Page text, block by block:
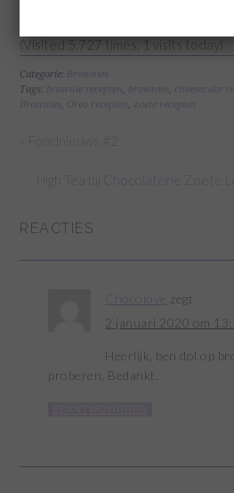
(Visited 5.727 times, 1 visits today)
Categorie: Brownies
Tags: brownie recepten, brownies, cheesecake
Brownies, Oreo recepten, zoete recepten
High Tea bij Chocolaterie Zoete
REACTIES
zegt
2 januari 2020 om
Heerlijk, ben dol op
proberen. Bedankt.